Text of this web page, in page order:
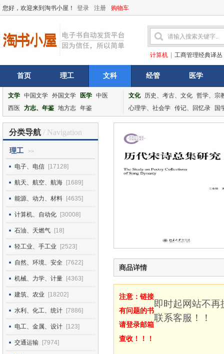
您好，欢迎来到淘书小屋！ 登录 注册 购物车
计算机 工商管理经典译丛
首页 理工 文科 经管 医学
文学 中国文学 外国文学 医学 中医
西医
方志、年鉴 地方志 年鉴
文化 历史、考古、文化 哲学、宗
心理学、社会学 传记、回忆录 国
分类导航 / Navigation
理工 >>
电子、电信 [17128]
航天、航空、航海 [1689]
能源、动力、材料 [4635]
计算机、自动化 [30008]
石油、天燃气 [18]
轻工业、手工业 [2523]
自然、环境、安全 [7622]
机械、力学、计量 [4363]
建筑、农业 [18202]
水利、化工、统计 [7886]
电工、金属、设计 [123]
交通运输 [7974]
商品详情
注意：链接
有问题的书
请登录邮箱
查收！！！
即时起网站不
联系客服！！